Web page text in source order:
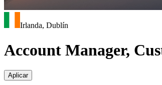
Irlanda, Dublín
Account Manager,
Aplicar